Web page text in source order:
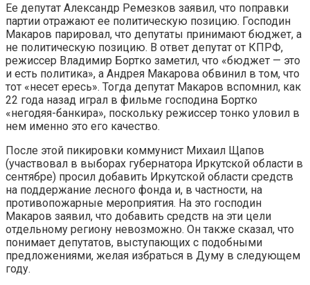
Ее депутат Александр Ремезков заявил, что поправки
партии отражают ее политическую позицию. Господин
Макаров парировал, что депутаты принимают бюджет, а
не политическую позицию. В ответ депутат от КПРФ,
режиссер Владимир Бортко заметил, что «бюджет — это
и есть политика», а Андрея Макарова обвинил в том, что
тот «несет ересь». Тогда депутат Макаров вспомнил, как
22 года назад играл в фильме господина Бортко
«негодяя-банкира», поскольку режиссер тонко уловил в
нем именно это его качество.
После этой пикировки коммунист Михаил Щапов
(участвовал в выборах губернатора Иркутской области в
сентябре) просил добавить Иркутской области средств
на поддержание лесного фонда и, в частности, на
противопожарные мероприятия. На это господин
Макаров заявил, что добавить средств на эти цели
отдельному региону невозможно. Он также сказал, что
понимает депутатов, выступающих с подобными
предложениями, желая избраться в Думу в следующем
году.